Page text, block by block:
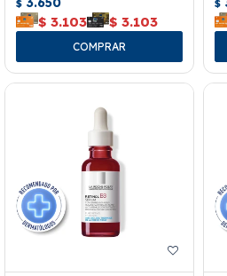
$
$ 3.103 $ 3.103
$